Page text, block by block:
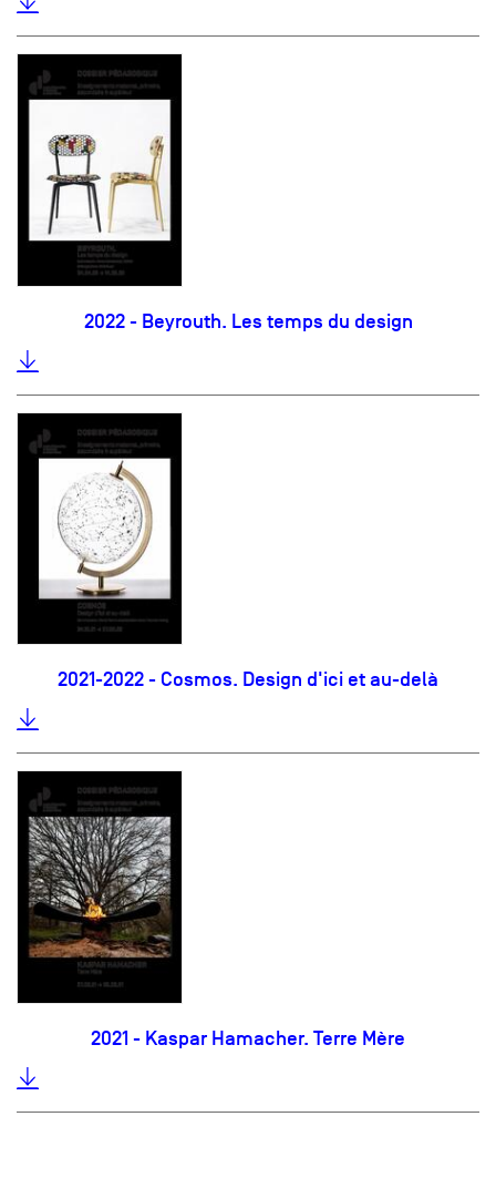
2022 - Beyrouth. Les temps du design
2021-2022 - Cosmos. Design d'ici et au-delà
2021 - Kaspar Hamacher. Terre Mère